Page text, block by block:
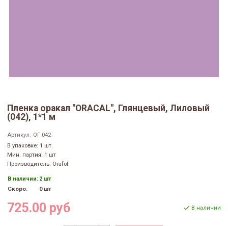
Пленка оракал "ORACAL", Глянцевый, Лиловый
(042), 1*1 м
Артикул: ОГ 042
В упаковке: 1 шт.
Мин. партия: 1 шт
Производитель: Orafol
В наличии: 2 шт
Скоро:
0 шт
725.00 руб В наличии